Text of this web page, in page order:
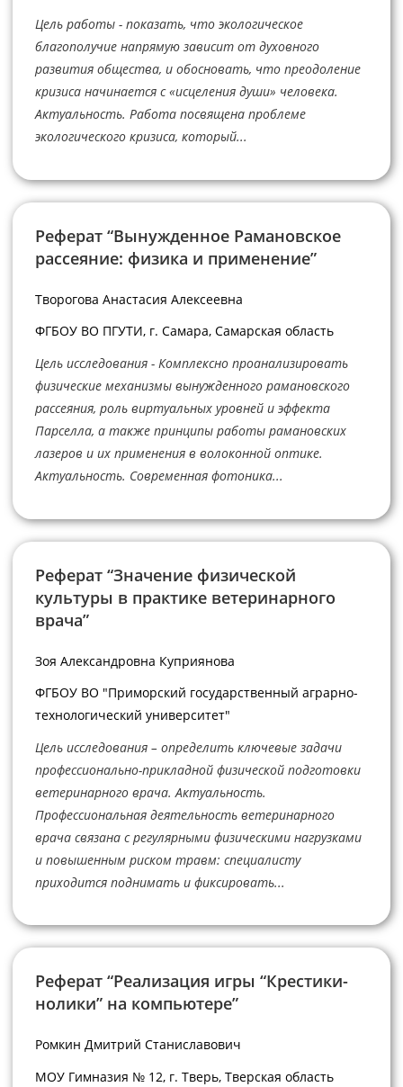
Цель работы - показать, что экологическое
благополучие напрямую зависит от духовного
развития общества, и обосновать, что преодоление
кризиса начинается с «исцеления души» человека.
Актуальность. Работа посвящена проблеме
экологического кризиса, который...
Реферат “Вынужденное Рамановское
рассеяние: физика и применение”
Творогова Анастасия Алексеевна
ФГБОУ ВО ПГУТИ, г. Самара, Самарская область
Цель исследования - Комплексно проанализировать
физические механизмы вынужденного рамановского
рассеяния, роль виртуальных уровней и эффекта
Парселла, а также принципы работы рамановских
лазеров и их применения в волоконной оптике.
Актуальность. Современная фотоника...
Реферат “Значение физической
культуры в практике ветеринарного
врача”
Зоя Александровна Куприянова
ФГБОУ ВО "Приморский государственный аграрно-
технологический университет"
Цель исследования – определить ключевые задачи
профессионально-прикладной физической подготовки
ветеринарного врача. Актуальность.
Профессиональная деятельность ветеринарного
врача связана с регулярными физическими нагрузками
и повышенным риском травм: специалисту
приходится поднимать и фиксировать...
Реферат “Реализация игры “Крестики-
нолики” на компьютере”
Ромкин Дмитрий Станиславович
МОУ Гимназия № 12, г. Тверь, Тверская область